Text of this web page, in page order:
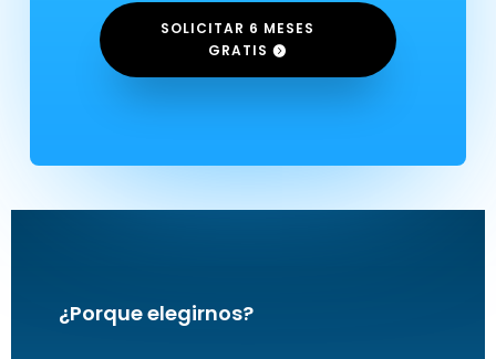
SOLICITAR 6 MESES
GRATIS
¿Porque elegirnos?